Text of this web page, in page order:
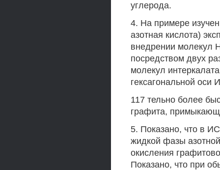
углерода.
4. На примере
азотная кислота)
внедрении молекул
посредством двух
молекул
гексагональной оси
117 тельно более
графита,
5. Показано, что в
жидкой фазы
окисления
Показано, что при